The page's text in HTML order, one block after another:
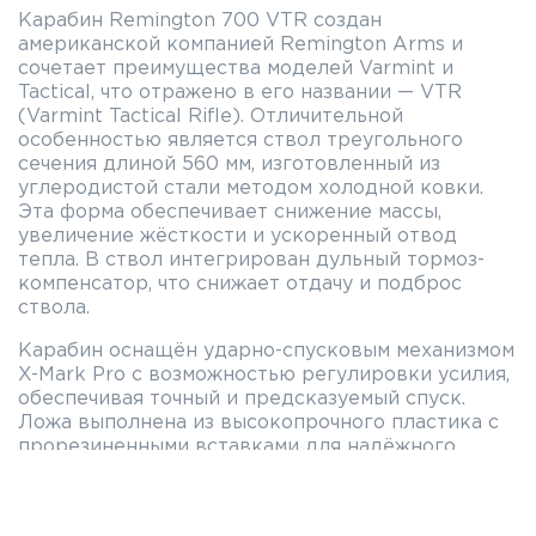
Карабин Remington 700 VTR создан
американской компанией Remington Arms и
сочетает преимущества моделей Varmint и
Tactical, что отражено в его названии — VTR
(Varmint Tactical Rifle). Отличительной
особенностью является ствол треугольного
сечения длиной 560 мм, изготовленный из
углеродистой стали методом холодной ковки.
Эта форма обеспечивает снижение массы,
увеличение жёсткости и ускоренный отвод
тепла. В ствол интегрирован дульный тормоз-
компенсатор, что снижает отдачу и подброс
ствола.
Карабин оснащён ударно-спусковым механизмом
X-Mark Pro с возможностью регулировки усилия,
обеспечивая точный и предсказуемый спуск.
Ложа выполнена из высокопрочного пластика с
прорезиненными вставками для надёжного